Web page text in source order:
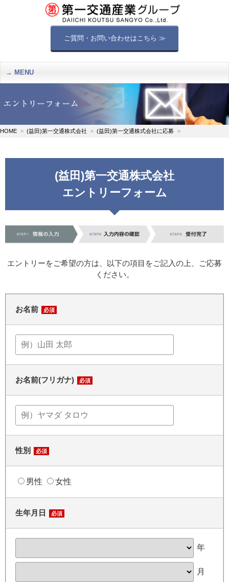
ご質問・お問い合わせはこちら ≫
MENU
HOME (益田)第一交通株式会社 (益田)第一交通株式会社に応募
(益田)第一交通株式会社
エントリーフォーム
エントリーをご希望の方は、以下の項目をご記入の上、ご応募
ください。
お名前 必須
お名前(フリガナ) 必須
性別 必須
男性 女性
生年月日 必須
年
月